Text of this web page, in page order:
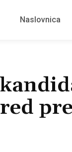
Naslovnica